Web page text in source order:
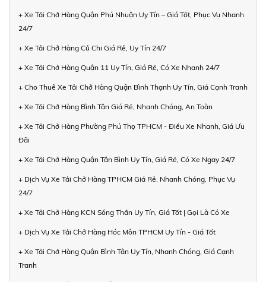
+ Xe Tải Chở Hàng Quận Phú Nhuận Uy Tín – Giá Tốt, Phục Vụ Nhanh
24/7
+ Xe Tải Chở Hàng Củ Chi Giá Rẻ, Uy Tín 24/7
+ Xe Tải Chở Hàng Quận 11 Uy Tín, Giá Rẻ, Có Xe Nhanh 24/7
+ Cho Thuê Xe Tải Chở Hàng Quận Bình Thạnh Uy Tín, Giá Cạnh Tranh
+ Xe Tải Chở Hàng Bình Tân Giá Rẻ, Nhanh Chóng, An Toàn
+ Xe Tải Chở Hàng Phường Phú Thọ TPHCM - Điều Xe Nhanh, Giá Ưu
Đãi
+ Xe Tải Chở Hàng Quận Tân Bình Uy Tín, Giá Rẻ, Có Xe Ngay 24/7
+ Dịch Vụ Xe Tải Chở Hàng TPHCM Giá Rẻ, Nhanh Chóng, Phục Vụ
24/7
+ Xe Tải Chở Hàng KCN Sóng Thần Uy Tín, Giá Tốt | Gọi Là Có Xe
+ Dịch Vụ Xe Tải Chở Hàng Hóc Môn TPHCM Uy Tín - Giá Tốt
+ Xe Tải Chở Hàng Quận Bình Tân Uy Tín, Nhanh Chóng, Giá Cạnh
Tranh